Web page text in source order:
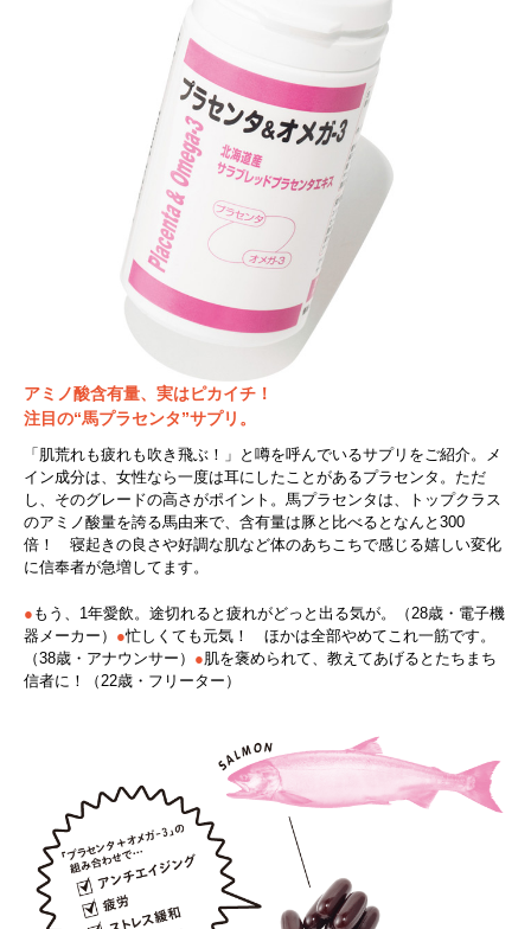
アミノ酸含有量、実はピカイチ！
注目の“馬プラセンタ”サプリ。
「肌荒れも疲れも吹き飛ぶ！」と噂を呼んでいるサプリをご紹介。メ
イン成分は、女性なら一度は耳にしたことがあるプラセンタ。ただ
し、そのグレードの高さがポイント。馬プラセンタは、トップクラス
のアミノ酸量を誇る馬由来で、含有量は豚と比べるとなんと300
倍！ 寝起きの良さや好調な肌など体のあちこちで感じる嬉しい変化
に信奉者が急増してます。
● もう、1年愛飲。途切れると疲れがどっと出る気が。（28歳・電子機
器メーカー） ●忙しくても元気！ ほかは全部やめてこれ一筋です。
（38歳・アナウンサー） ● 肌を褒められて、教えてあげるとたちまち
信者に！（22歳・フリーター）